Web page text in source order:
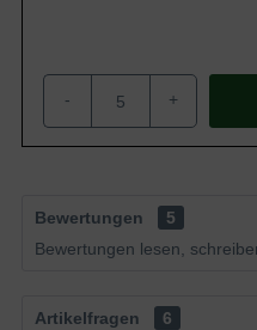
- +
Bewertungen
5
Bewertungen lesen,
Artikelfragen
6